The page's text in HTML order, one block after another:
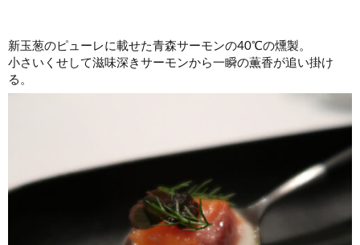
新玉葱のピューレに載せた青森サーモンの40℃の燻製。
小さいくせして滋味深きサーモンから一瞬の薫香が追い掛け
る。